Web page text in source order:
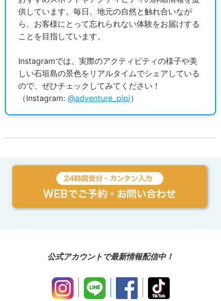
供しています。毎日、地元の自然と触れ合いなが
ら、お客様にとって忘れられない体験をお届けする
ことを目指しています。
Instagramでは、実際のアクティビティの様子や美
しい石垣島の景色をリアルタイムでシェアしている
ので、ぜひチェックしてみてください！
（Instagram: @adventure_pipi）
公式アカウントで最新情報配信中！